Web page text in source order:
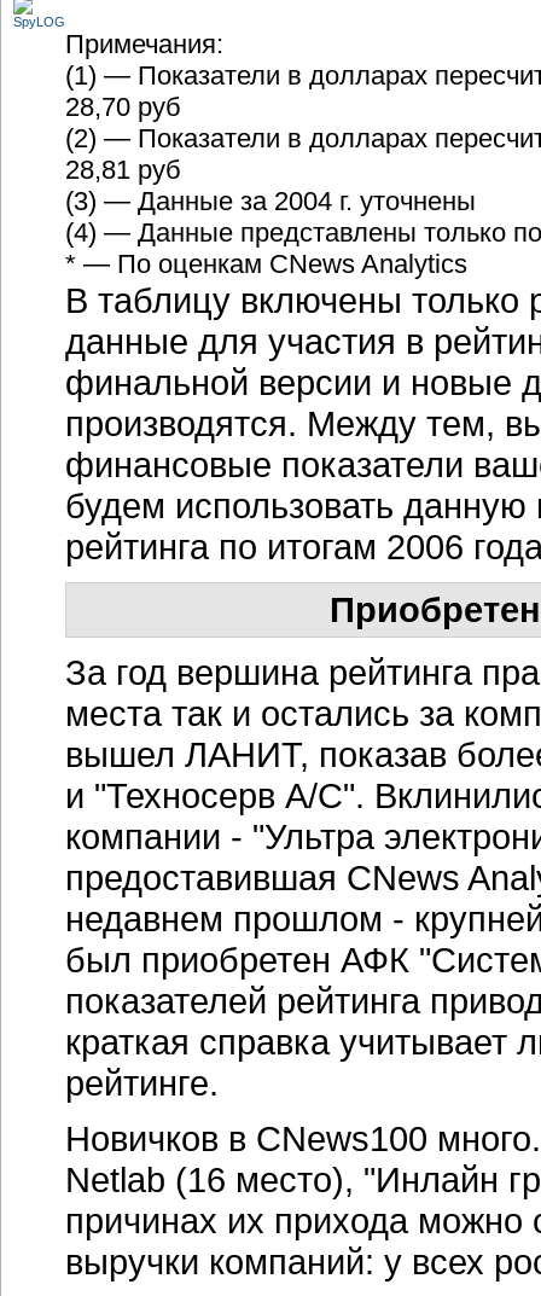
Примечания:
(1) — Показатели в долларах
28,70 руб
(2) — Показатели в долларах
28,81 руб
(3) — Данные за 2004 г. уточнены
(4) — Данные представлены только
* — По оценкам CNews Analytics
В таблицу включены только
данные для участия в
финальной версии и новые
производятся. Между тем,
финансовые показатели
будем использовать
рейтинга по итогам 2006
За год вершина рейтинга
места так и остались за
вышел ЛАНИТ, показав
и "Техносерв А/С".
компании - "Ультра
предоставившая CNews
недавнем прошлом -
был приобретен АФК
показателей рейтинга
краткая справка
рейтинге.
Новичков в CNews100
Netlab (16 место), "Инлайн
причинах их прихода можно
выручки компаний: у всех